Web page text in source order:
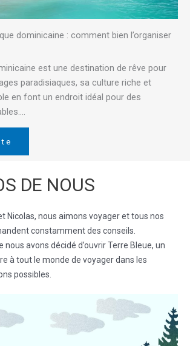
dominicaine : comment bien l’organiser
est une destination de rêve pour
paradisiaques, sa culture riche et
en font un endroit idéal pour des
DE NOUS
Nicolas, nous aimons voyager et tous nos
constamment des conseils.
nous avons décidé d’ouvrir Terre Bleue, un
à tout le monde de voyager dans les
possibles.